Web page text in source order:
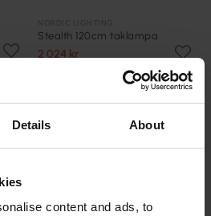
Details About
content and ads, to
Stealth 120cm taklampa
2 024 kr